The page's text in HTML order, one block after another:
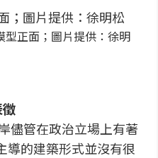
型正面；圖片提供：徐明
儘管在政治立場上有著
導的建築形式並沒有很